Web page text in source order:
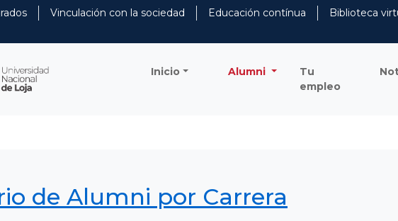
Vinculación con la sociedad Educación contínua
Biblioteca
Inicio Alumni
Tu
empleo
de Alumni por Carrera